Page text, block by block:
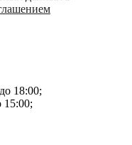
18:00;
15:00;